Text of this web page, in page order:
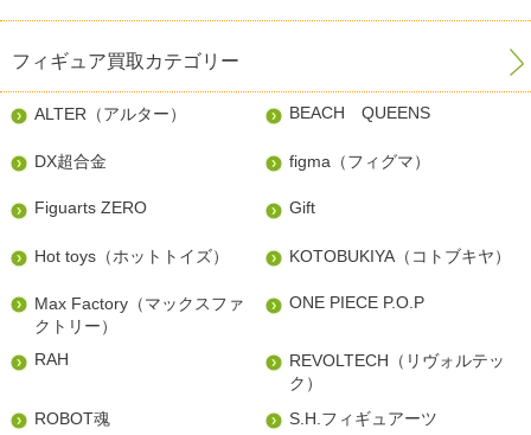
フィギュア買取カテゴリー
ALTER（アルター） BEACH QUEENS
DX超合金 figma（フィグマ）
Figuarts ZERO Gift
Hot toys（ホットトイズ） KOTOBUKIYA（コトブキヤ）
Max Factory（マックスファ
クトリー）
ONE PIECE P.O.P
RAH
REVOLTECH（リヴォルテッ
ク）
ROBOT魂
S.H.フィギュアーツ